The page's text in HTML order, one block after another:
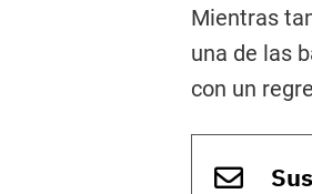
Mientras
una de las
con un